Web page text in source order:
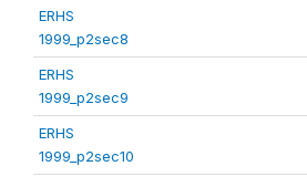
ERHS
1999_p2sec8
ERHS
1999_p2sec9
ERHS
1999_p2sec10